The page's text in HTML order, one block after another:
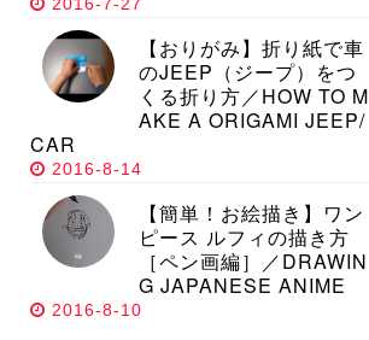
2016-7-27
【おりがみ】折り紙で車
のJEEP（ジープ）をつ
くる折り方／HOW TO M
AKE A ORIGAMI JEEP/
CAR
2016-8-14
【簡単！お絵描き】ワン
ピース ルフィの描き方
［ペン画編］／DRAWIN
G JAPANESE ANIME
2016-8-10